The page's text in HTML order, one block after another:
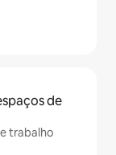
de
trabalho